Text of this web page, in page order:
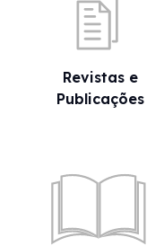
Revistas e
Publicações